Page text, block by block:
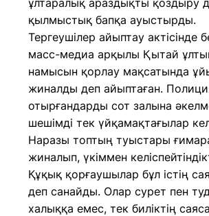
ұлтаралық араздықты қоздыру
қылмыстық бапқа ауыстырды.
Тергеушілер айыптау актісінде
масс-медиа арқылы Қытай
намысын қорлау мақсатында
жиналды деп айыптаған.
отырғандарды сот залына
шешімді тек үйқамақтағылар
Наразы топтың туыстары
жиналып, үкіммен
Құқық қорғаушылар бұл істің
деп санайды. Олар сурет пен
халыққа емес, тек биліктің